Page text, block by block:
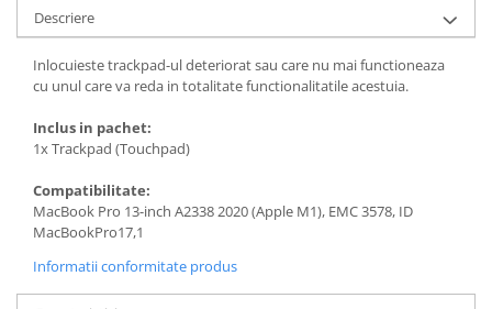
iPhone 17
iPhone 15 Pro
iPhone 16
iPhone 15 Plus
iPhone 15
iPhone 14 Pro Max
iPhone 14 Pro
iPhone 14 Plus
iPhone 14
Descriere
Inlocuieste trackpad-ul deteriorat sau care nu mai functioneaza
cu unul care va reda in totalitate functionalitatile acestuia.
Inclus in pachet:
1x Trackpad (Touchpad)
Compatibilitate:
MacBook Pro 13-inch A2338 2020 (Apple M1), EMC 3578, ID
MacBookPro17,1
Informatii conformitate produs